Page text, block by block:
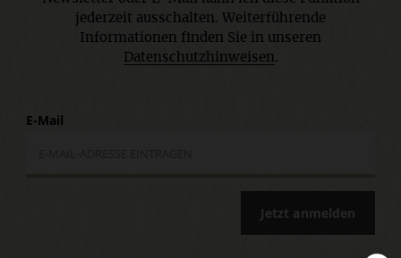
jederzeit ausschalten. Weiterführende
Informationen finden Sie in unseren
Datenschutzhinweisen .
E-Mail
Jetzt anmelden